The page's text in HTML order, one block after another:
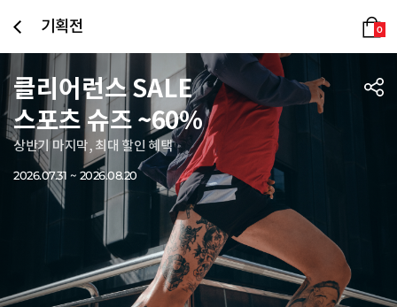
기획전 0
클리어런스 SALE
스포츠 슈즈 ~60%
상반기 마지막, 최대 할인 혜택
2026.07.31 ~ 2026.08.20